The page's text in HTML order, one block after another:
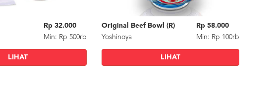
Rp 32.000
Min: Rp 500rb
LIHAT
Original Beef Bowl (R)
Yoshinoya
Rp 58.000
Min: Rp 100rb
LIHAT